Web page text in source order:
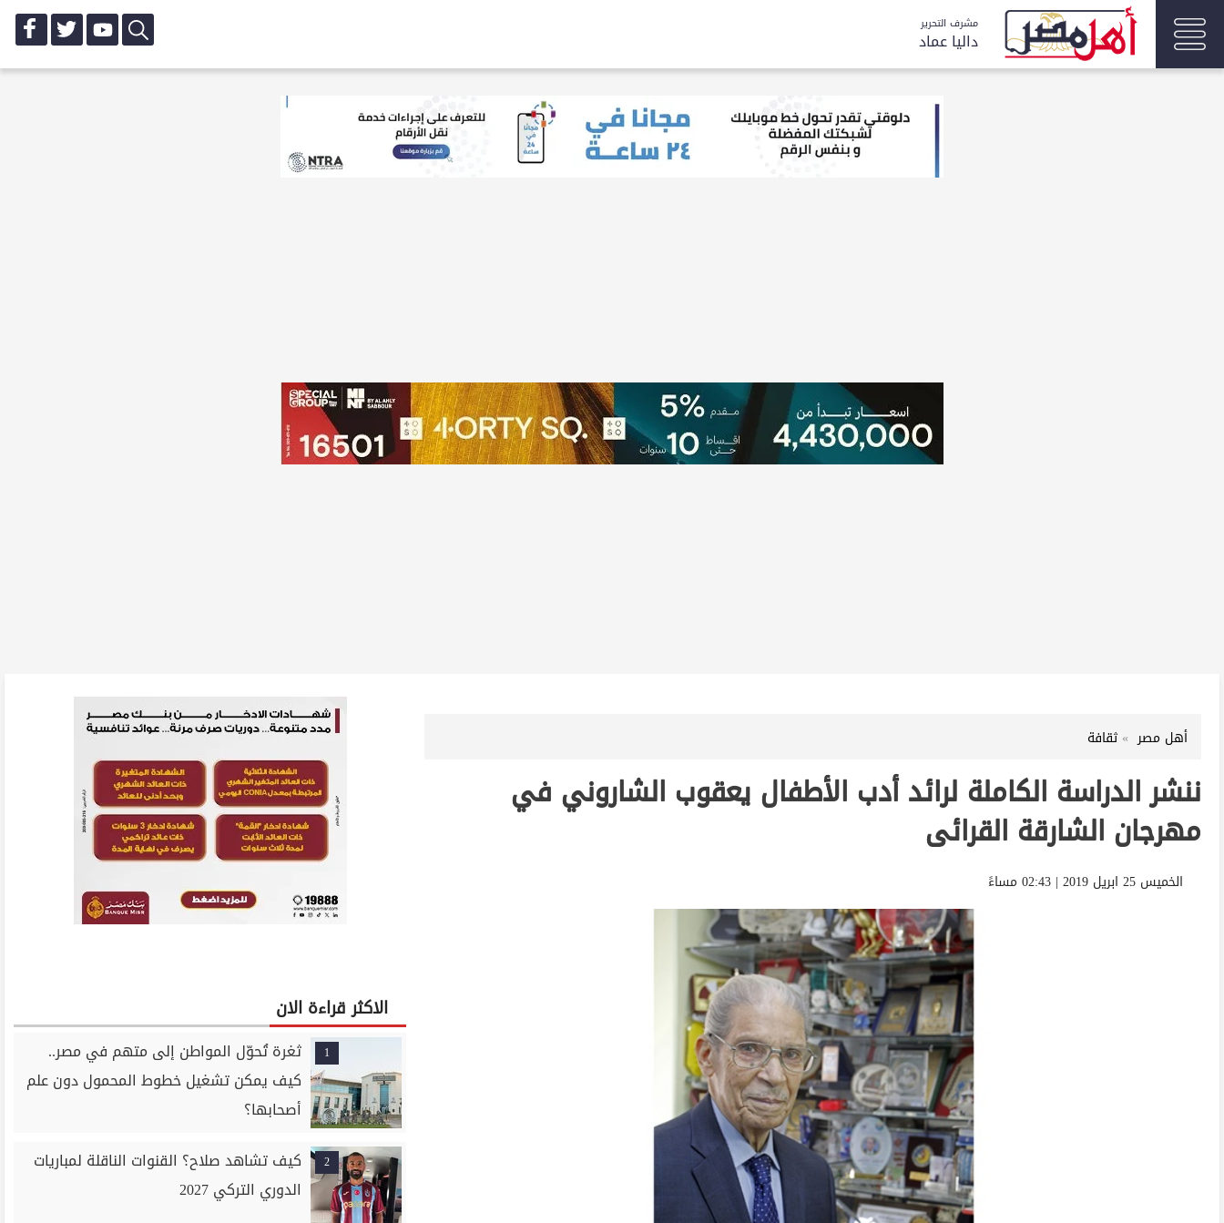
مشرف التحرير
داليا عماد
أهل مصر ثقافة
ننشر الدراسة الكاملة لرائد أدب الأطفال يعقوب الشاروني في
مهرجان الشارقة القرائى
الخميس 25 ابريل 2019 | 02:43 مساءً
الاكثر قراءة الان
1
ثغرة تُحوّل المواطن إلى متهم في مصر..
كيف يمكن تشغيل خطوط المحمول دون علم
أصحابها؟
2
كيف تشاهد صلاح؟ القنوات الناقلة لمباريات
الدوري التركي 2027